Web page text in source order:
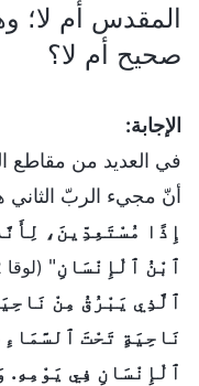
المقدس أم لا؛
صحيح أم لا؟
الإجابة:
في العديد من مقاطع
أنّ مجيء الربّ الثاني
إِذًا مُسْتَعِدِّينَ،
ٱبْنُ ٱلْإِنْسَانِ" (لوقا 12: 40)
ٱلَّذِي يَبْرُقُ مِنْ
نَاحِيَةٍ تَحْتَ
ٱلْإِنْسَانِ فِي يَوْمِهِ.